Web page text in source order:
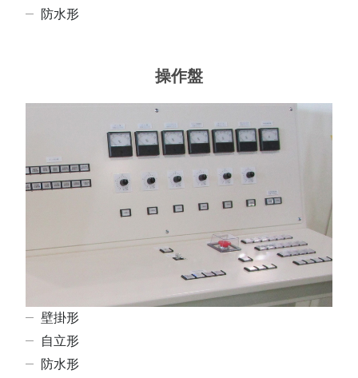
防水形
操作盤
壁掛形
自立形
防水形